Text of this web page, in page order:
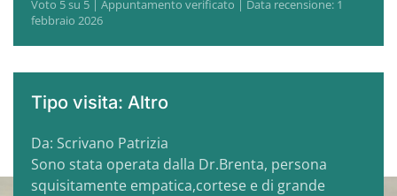
Voto 5 su 5 | Appuntamento verificato | Data recensione: 1
febbraio 2026
Tipo visita: Altro
Da: Scrivano Patrizia
Sono stata operata dalla Dr.Brenta, persona
squisitamente empatica,cortese e di grande